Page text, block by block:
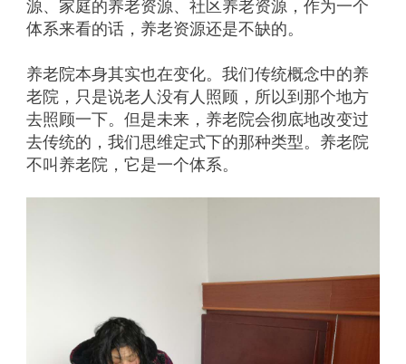
源、家庭的养老资源、社区养老资源，作为一个
体系来看的话，养老资源还是不缺的。
养老院本身其实也在变化。我们传统概念中的养
老院，只是说老人没有人照顾，所以到那个地方
去照顾一下。但是未来，养老院会彻底地改变过
去传统的，我们思维定式下的那种类型。养老院
不叫养老院，它是一个体系。